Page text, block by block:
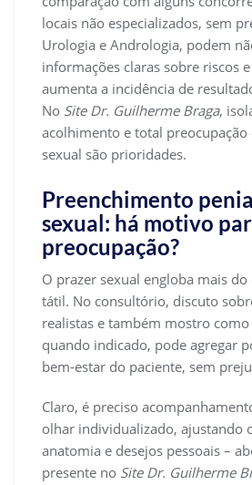
locais não especializados, sem
Urologia e Andrologia, podem
informações claras sobre riscos
aumenta a incidência de
No Site Dr. Guilherme Braga,
acolhimento e total preocupação
sexual são prioridades.
Preenchimento
sexual: há motivo
preocupação?
O prazer sexual engloba mais do
tátil. No consultório, discuto
realistas e também mostro
quando indicado, pode agregar
bem-estar do paciente, sem
Claro, é preciso
olhar individualizado, ajustando
anatomia e desejos pessoais –
presente no Site Dr. Guilherme